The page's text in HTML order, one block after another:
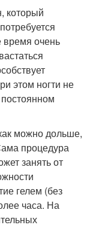
который
очень
этом ногти не
можно дольше,
процедура
занять от
гелем (без
часа. На